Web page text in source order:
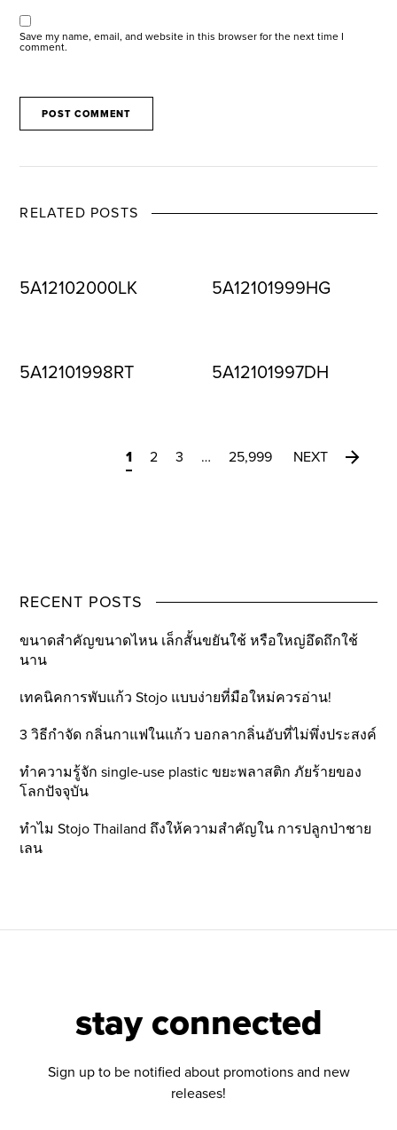
Save my name, email, and website in this browser for the next time I
comment.
RELATED POSTS
5A12102000LK 5A12101999HG
5A12101998RT 5A12101997DH
1 2 3 … 25,999 NEXT
RECENT POSTS
ขนาดสำคัญขนาดไหน เล็กสั้นขยันใช้ หรือใหญ่อึดถึกใช้
นาน
เทคนิคการพับแก้ว Stojo แบบง่ายที่มือใหม่ควรอ่าน!
3 วิธีกำจัด กลิ่นกาแฟในแก้ว บอกลากลิ่นอับที่ไม่พึ่งประสงค์
ทำความรู้จัก single-use plastic ขยะพลาสติก ภัยร้ายของ
โลกปัจจุบัน
ทำไม Stojo Thailand ถึงให้ความสำคัญใน การปลูกป่าชาย
เลน
stay connected
Sign up to be notified about promotions and new
releases!